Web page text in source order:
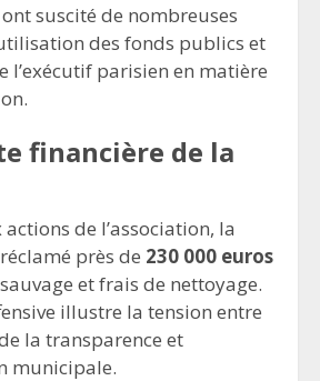
suscité de nombreuses
des fonds publics et
l’exécutif parisien en matière
financière de la
de l’association, la
près de 230 000 euros
et frais de nettoyage.
illustre la tension entre
la transparence et
municipale.